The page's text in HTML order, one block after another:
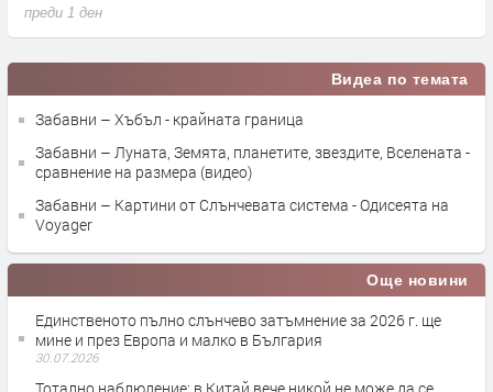
преди 1 ден
Видеа по темата
Забавни – Хъбъл - крайната граница
Забавни – Луната, Земята, планетите, звездите, Вселената -
сравнение на размера (видео)
Забавни – Картини от Слънчевата система - Одисеята на
Voyager
Още новини
Единственото пълно слънчево затъмнение за 2026 г. ще
мине и през Европа и малко в България
30.07.2026